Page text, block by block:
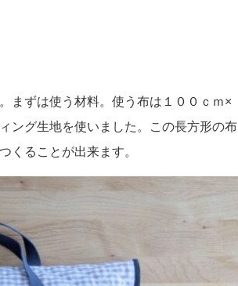
まずは使う材料。使う布は１００ｃｍ×
ング生地を使いました。この長方形の布
くることが出来ます。